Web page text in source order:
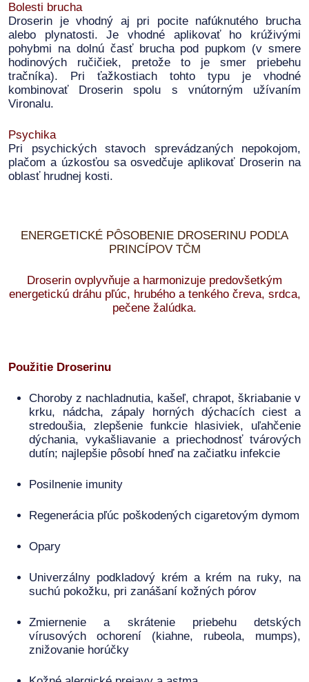
Bolesti brucha
Droserin je vhodný aj pri pocite nafúknutého brucha
alebo plynatosti. Je vhodné aplikovať ho krúživými
pohybmi na dolnú časť brucha pod pupkom (v smere
hodinových ručičiek, pretože to je smer priebehu
tračníka). Pri ťažkostiach tohto typu je vhodné
kombinovať Droserin spolu s vnútorným užívaním
Vironalu.
Psychika
Pri psychických stavoch sprevádzaných nepokojom,
plačom a úzkosťou sa osvedčuje aplikovať Droserin na
oblasť hrudnej kosti.
ENERGETICKÉ PÔSOBENIE DROSERINU PODĽA
PRINCÍPOV TČM
Droserin ovplyvňuje a harmonizuje predovšetkým
energetickú dráhu pľúc, hrubého a tenkého čreva, srdca,
pečene žalúdka.
Použitie Droserinu
Choroby z nachladnutia, kašeľ, chrapot, škriabanie v
krku, nádcha, zápaly horných dýchacích ciest a
stredoušia, zlepšenie funkcie hlasiviek, uľahčenie
dýchania, vykašliavanie a priechodnosť tvárových
dutín; najlepšie pôsobí hneď na začiatku infekcie
Posilnenie imunity
Regenerácia pľúc poškodených cigaretovým dymom
Opary
Univerzálny podkladový krém a krém na ruky, na
suchú pokožku, pri zanášaní kožných pórov
Zmiernenie a skrátenie priebehu detských
vírusových ochorení (kiahne, rubeola, mumps),
znižovanie horúčky